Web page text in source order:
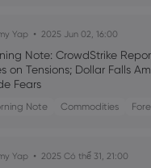
Yap 2025 Jun 02, 16:00
Note: CrowdStrike
on Tensions; Dollar Falls
Fears
Note Commodities
Yap 2025 Có thể 31, 21:00